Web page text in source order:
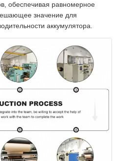
обеспечивая равномерное
значение для
аккумулятора.